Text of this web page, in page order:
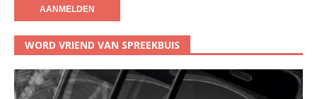
WORD VRIEND VAN SPREEKBUIS